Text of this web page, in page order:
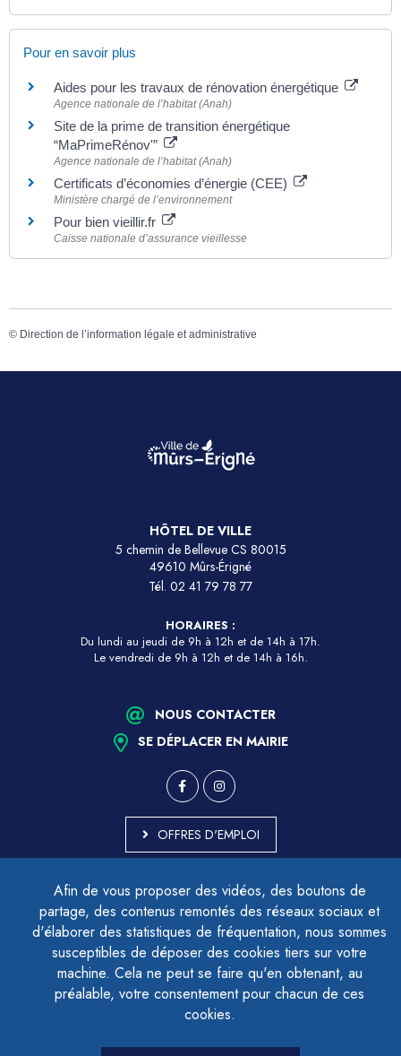
Afin de vous proposer des vidéos, des boutons de
partage, des contenus remontés des réseaux sociaux et
d'élaborer des statistiques de fréquentation, nous sommes
susceptibles de déposer des cookies tiers sur votre
machine. Cela ne peut se faire qu'en obtenant, au
préalable, votre consentement pour chacun de ces
cookies.
Pour en savoir plus
Aides pour les travaux de rénovation énergétique
Agence nationale de l’habitat (Anah)
Site de la prime de transition énergétique
“MaPrimeRénov'”
Agence nationale de l’habitat (Anah)
Certificats d’économies d’énergie (CEE)
Ministère chargé de l’environnement
Pour bien vieillir.fr
Caisse nationale d’assurance vieillesse
© Direction de l’information légale et administrative
HÔTEL DE VILLE
5 chemin de Bellevue CS 80015
49610 Mûrs-Érigné
Tél. 02 41 79 78 77
HORAIRES :
Du lundi au jeudi de 9h à 12h et de 14h à 17h.
Le vendredi de 9h à 12h et de 14h à 16h.
NOUS CONTACTER
SE DÉPLACER EN MAIRIE
OFFRES D'EMPLOI
ACCESSIBILITÉ - PARTIELLEMENT CONFORME
PLAN DU SITE
MENTIONS LÉGALES
CONTACTER LE DÉLÉGUÉ À LA PROTECTION DES DONNÉES
GESTION DES COOKIES
LETTRE D'INFORMATION